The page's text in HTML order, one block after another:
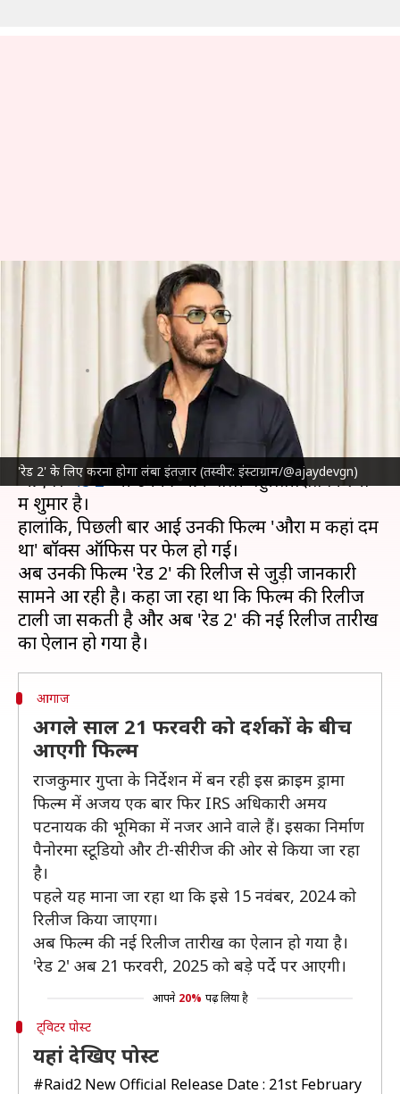
'रेड 2' के लिए करना होगा लंबा इंतजार (तस्वीर: इंस्टाग्राम/@ajaydevgn)
अजय देवगन की 'रेड 2' के लिए करना
होगा लंबा इंतजार, अब कब रिलीज
होगी फिल्म?
लेखन Sep 11, 2024 02:05 pm
क्या है खबर?
अजय देवगनआने वाले दिनों में कई बड़ी फिल्मों में नजर
आएंगे। 'रेड 2' भी उनकी आने वाली बहुप्रतीक्षित फिल्मों
में शुमार है।
हालांकि, पिछली बार आई उनकी फिल्म 'औरों में कहां दम
था' बॉक्स ऑफिस पर फेल हो गई।
अब उनकी फिल्म 'रेड 2' की रिलीज से जुड़ी जानकारी
सामने आ रही है। कहा जा रहा था कि फिल्म की रिलीज
टाली जा सकती है और अब 'रेड 2' की नई रिलीज तारीख
आगाज
अगले साल 21 फरवरी को दर्शकों के बीच
आएगी फिल्म
राजकुमार गुप्ता के निर्देशन में बन रही इस क्राइम ड्रामा
फिल्म में अजय एक बार फिर IRS अधिकारी अमय
पटनायक की भूमिका में नजर आने वाले हैं। इसका निर्माण
पैनोरमा स्टूडियो और टी-सीरीज की ओर से किया जा रहा
है।
पहले यह माना जा रहा था कि इसे 15 नवंबर, 2024 को
रिलीज किया जाएगा।
अब फिल्म की नई रिलीज तारीख का ऐलान हो गया है।
'रेड 2' अब 21 फरवरी, 2025 को बड़े पर्दे पर आएगी।
आपने 20% पढ़ लिया है
ट्विटर पोस्ट
यहां देखिए पोस्ट
#Raid2 New Official Release Date : 21st February